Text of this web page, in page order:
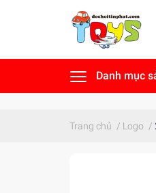
Danh mục
Trang chủ / Logo /